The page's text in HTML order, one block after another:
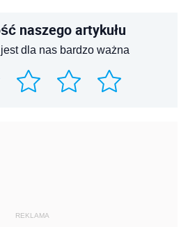
naszego artykułu
dla nas bardzo ważna
REKLAMA